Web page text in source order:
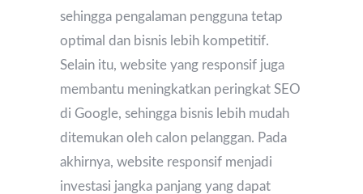
sehingga pengalaman pengguna tetap
optimal dan bisnis lebih kompetitif.
Selain itu, website yang responsif juga
membantu meningkatkan peringkat SEO
di Google, sehingga bisnis lebih mudah
ditemukan oleh calon pelanggan. Pada
akhirnya, website responsif menjadi
investasi jangka panjang yang dapat